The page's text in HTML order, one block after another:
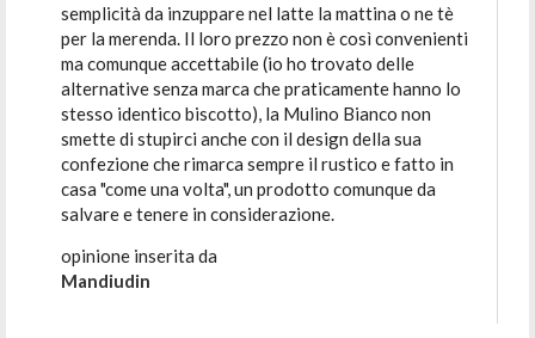
semplicità da inzuppare nel latte la mattina o ne tè
per la merenda. Il loro prezzo non è così convenienti
ma comunque accettabile (io ho trovato delle
alternative senza marca che praticamente hanno lo
stesso identico biscotto), la Mulino Bianco non
smette di stupirci anche con il design della sua
confezione che rimarca sempre il rustico e fatto in
casa "come una volta", un prodotto comunque da
salvare e tenere in considerazione.
opinione inserita da
Mandiudin